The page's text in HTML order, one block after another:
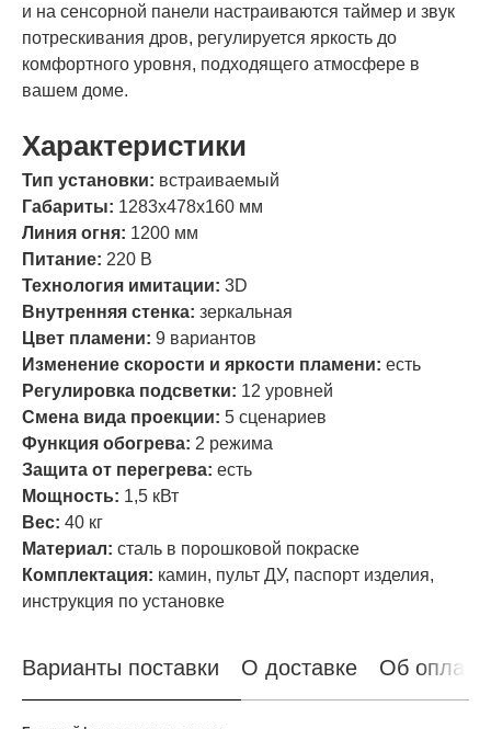
и на сенсорной панели настраиваются таймер и звук
потрескивания дров, регулируется яркость до
комфортного уровня, подходящего атмосфере в
вашем доме.
Характеристики
Тип установки: встраиваемый
Габариты: 1283х478х160 мм
Линия огня: 1200 мм
Питание: 220 В
Технология имитации: 3D
Внутренняя стенка: зеркальная
Цвет пламени: 9 вариантов
Изменение скорости и яркости пламени: есть
Регулировка подсветки: 12 уровней
Смена вида проекции: 5 сценариев
Функция обогрева: 2 режима
Защита от перегрева: есть
Мощность: 1,5 кВт
Вес: 40 кг
Материал: сталь в порошковой покраске
Комплектация: камин, пульт ДУ, паспорт изделия,
инструкция по установке
Варианты поставки О доставке Об оплате